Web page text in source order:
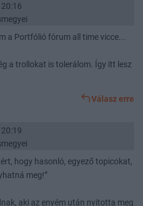
a Portfólió fórum all time vicce...
a trollokat is tolerálom. Így itt lesz
Válasz erre
hogy hasonló, egyező topicokat,
meg!”
aki az enyém után nyitotta meg